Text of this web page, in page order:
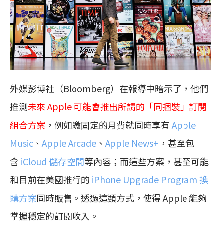
外媒彭博社（Bloomberg）在報導中暗示了，他們
推測未來 Apple 可能會推出所謂的「同捆裝」訂閱
組合方案 ，例如繳固定的月費就同時享有Apple
Music 、 Apple Arcade 、 Apple News+ ，甚至包
含iCloud 儲存空間等內容；而這些方案，甚至可能
和目前在美國推行的 iPhone Upgrade Program 換
購方案同時販售。透過這類方式，使得 Apple 能夠
掌握穩定的訂閱收入。